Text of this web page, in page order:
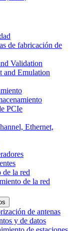
de fabricación de
Validation
and Emulation
PCIe
Ethernet,
de la red
de la red
de antenas
y de datos